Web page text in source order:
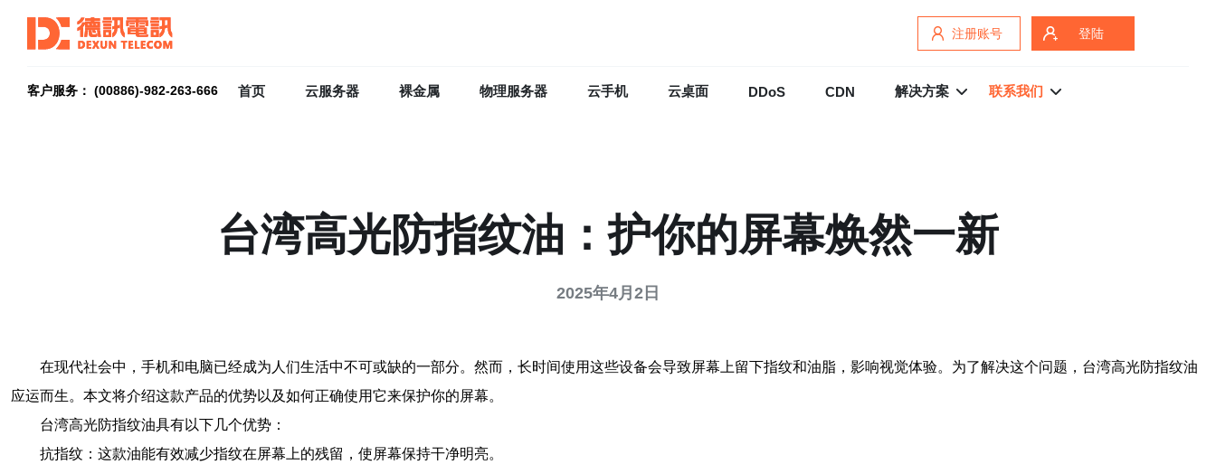
注册账号 登陆
客户服务： (00886)-982-263-666 首页 云服务器 裸金属 物理服务器 云手机 云桌面 DDoS CDN 解决方案 联系我们
台湾高光防指纹油：护你的屏幕焕然一新
2025年4月2日
在现代社会中，手机和电脑已经成为人们生活中不可或缺的一部分。然而，长时间使用这些设备会导致屏幕上留下指纹和油脂，影响视觉体验。为了解决这个问题，台湾高光防指纹油
应运而生。本文将介绍这款产品的优势以及如何正确使用它来保护你的屏幕。
台湾高光防指纹油具有以下几个优势：
抗指纹：这款油能有效减少指纹在屏幕上的残留，使屏幕保持干净明亮。